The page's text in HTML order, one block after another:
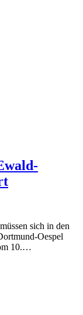
sich in den
Oespel
10.…